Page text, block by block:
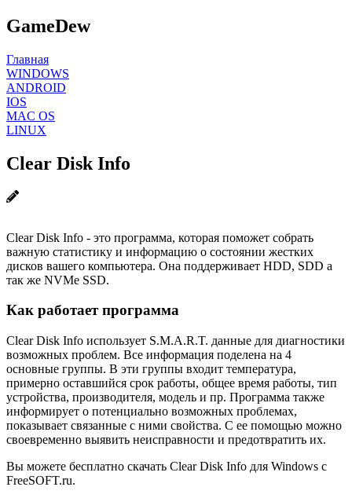
GameDew
Главная
WINDOWS
ANDROID
IOS
MAC OS
LINUX
Clear Disk Info
Clear Disk Info - это программа, которая поможет собрать
важную статистику и информацию о состоянии жестких
дисков вашего компьютера. Она поддерживает HDD, SDD а
так же NVMe SSD.
Как работает программа
Clear Disk Info использует S.M.A.R.T. данные для диагностики
возможных проблем. Все информация поделена на 4
основные группы. В эти группы входит температура,
примерно оставшийся срок работы, общее время работы, тип
устройства, производителя, модель и пр. Программа также
информирует о потенциально возможных проблемах,
показывает связанные с ними свойства. С ее помощью можно
своевременно выявить неисправности и предотвратить их.
Вы можете бесплатно скачать Clear Disk Info для Windows с
FreeSOFT.ru.